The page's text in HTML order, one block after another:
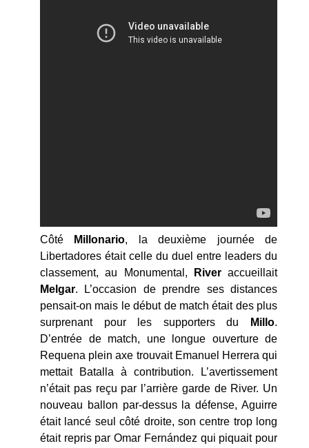
Côté Millonario, la deuxième journée de
Libertadores était celle du duel entre leaders du
classement, au Monumental,
Riveraccueillait
Melgar. L’occasion de prendre ses distances
pensait-on mais le début de match était des plus
surprenant pour les supporters du
Millo.
D’entrée de match, une longue ouverture de
Requena plein axe trouvait Emanuel Herrera qui
mettait Batalla à contribution. L’avertissement
n’était pas reçu par l’arrière garde de River. Un
nouveau ballon par-dessus la défense, Aguirre
était lancé seul côté droite, son centre trop long
était repris par Omar Fernández qui piquait pour